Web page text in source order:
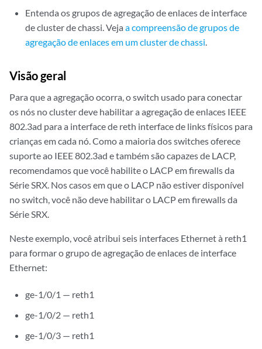
Entenda os grupos de agregação de enlaces de interface
de cluster de chassi. Vejaa compreensão de grupos de
agregação de enlaces em um cluster de chassi
Visão geral
Para que a agregação ocorra, o switch usado para conectar
os nós no cluster deve habilitar a agregação de enlaces IEEE
802.3ad para a interface de reth interface de links físicos para
crianças em cada nó. Como a maioria dos switches oferece
suporte ao IEEE 802.3ad e também são capazes de LACP,
recomendamos que você habilite o LACP em firewalls da
Série SRX. Nos casos em que o LACP não estiver disponível
no switch, você não deve habilitar o LACP em firewalls da
Série SRX.
Neste exemplo, você atribui seis interfaces Ethernet à reth1
para formar o grupo de agregação de enlaces de interface
Ethernet:
ge-1/0/1 — reth1
ge-1/0/2 — reth1
ge-1/0/3 — reth1